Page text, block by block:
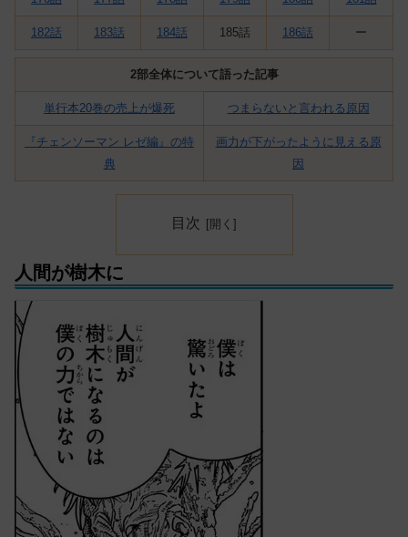
182話 183話 184話 185話 186話 ー
2部全体について語った記事
単行本20巻の売上が爆死 つまらないと言われる原因
『チェンソーマン レゼ編』の特
典
画力が下がったように見える原
因
目次
人間が樹木に